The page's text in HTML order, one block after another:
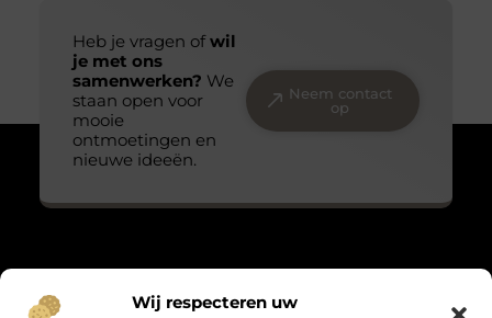
Wij respecteren uw
Heb je vragen ofwil
je met ons
samenwerken? We
staan open voor
mooie
ontmoetingen en
nieuwe ideeën.
Neem contact
op
Over Massage praktijk de bron
“Teder, echt en met oog voor detail.”